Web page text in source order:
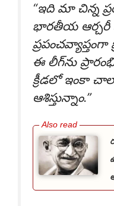
“ఇది మా చిన్న
భారతీయ ఆర్చరీ
ఈ లీగ్‌ను
క్రీడలో ఇంకా
ఆశిస్తున్నాం.”